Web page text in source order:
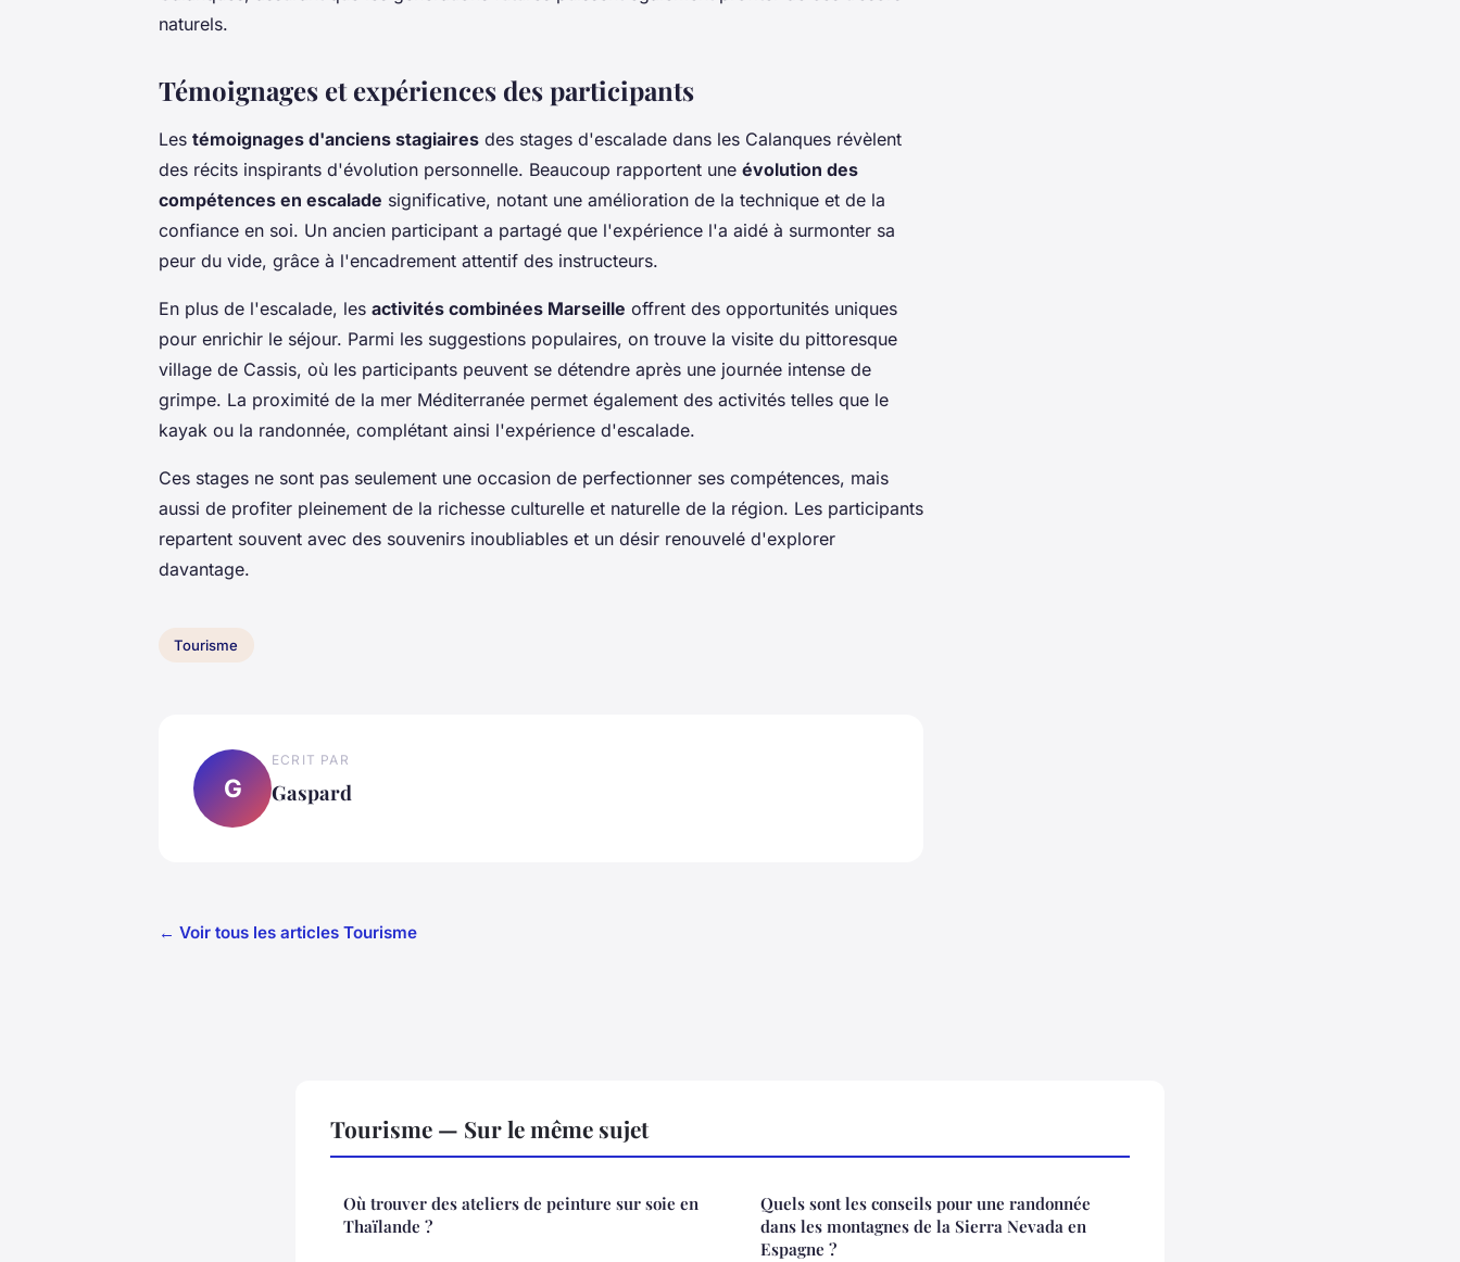
naturels.
Témoignages et expériences des participants
Les témoignages d'anciens stagiaires des stages d'escalade dans les Calanques révèlent
des récits inspirants d'évolution personnelle. Beaucoup rapportent une évolution des
compétences en escalade significative, notant une amélioration de la technique et de la
confiance en soi. Un ancien participant a partagé que l'expérience l'a aidé à surmonter sa
peur du vide, grâce à l'encadrement attentif des instructeurs.
En plus de l'escalade, les activités combinées Marseille offrent des opportunités uniques
pour enrichir le séjour. Parmi les suggestions populaires, on trouve la visite du pittoresque
village de Cassis, où les participants peuvent se détendre après une journée intense de
grimpe. La proximité de la mer Méditerranée permet également des activités telles que le
kayak ou la randonnée, complétant ainsi l'expérience d'escalade.
Ces stages ne sont pas seulement une occasion de perfectionner ses compétences, mais
aussi de profiter pleinement de la richesse culturelle et naturelle de la région. Les participants
repartent souvent avec des souvenirs inoubliables et un désir renouvelé d'explorer
davantage.
Tourisme
G
ECRIT PAR
Gaspard
← Voir tous les articles Tourisme
Tourisme — Sur le même sujet
Où trouver des ateliers de peinture sur soie en
Thaïlande ?
Quels sont les conseils pour une randonnée
dans les montagnes de la Sierra Nevada en
Espagne ?